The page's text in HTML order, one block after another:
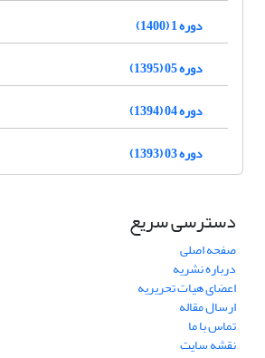
دوره 1 (1400)
دوره 05 (1395)
دوره 04 (1394)
دوره 03 (1393)
دسترسی سریع
صفحه اصلی
درباره نشریه
اعضای هیات تحریریه
ارسال مقاله
تماس با ما
نقشه سایت